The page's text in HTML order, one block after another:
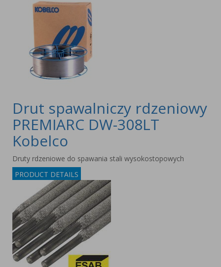
Drut spawalniczy rdzeniowy
PREMIARC DW-308LT
Kobelco
Druty rdzeniowe do spawania stali wysokostopowych
PRODUCT DETAILS